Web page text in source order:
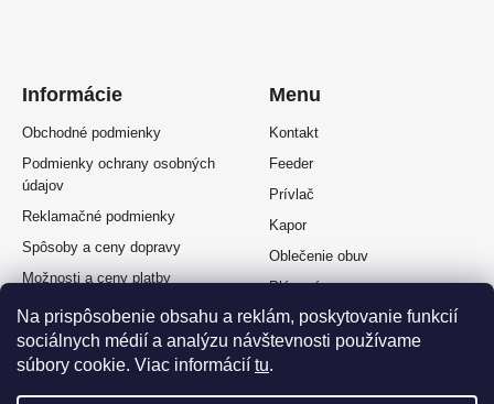
Na prispôsobenie obsahu a reklám, poskytovanie funkcií
sociálnych médií a analýzu návštevnosti používame
súbory cookie. Viac informácií tu.
Informácie
Obchodné podmienky
Podmienky ochrany osobných
údajov
Reklamačné podmienky
Spôsoby a ceny dopravy
Možnosti a ceny platby
Splátkový predaj
Odstúpenie od zmluvy
Menu
Kontakt
Feeder
Prívlač
Kapor
Oblečenie obuv
Plávaná
Muškárina